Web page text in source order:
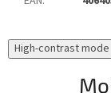
High-contrast mode